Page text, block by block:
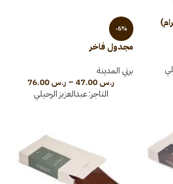
-6%
مجدول فاخر
برني المدينة
ر.س47.00
– ر.س76.00
التاجر:عبدالعزيز الرحيلي